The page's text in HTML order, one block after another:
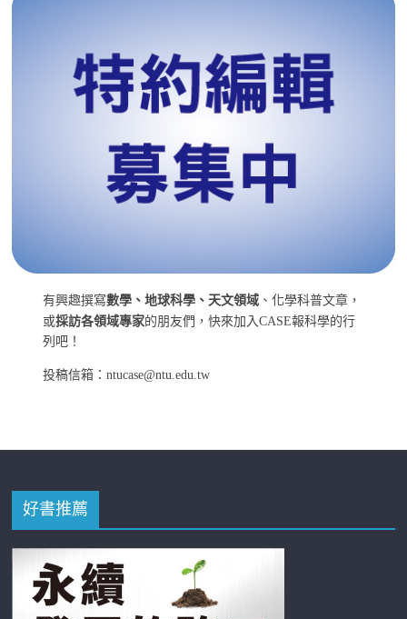
有興趣撰寫數學、地球科學、天文領域 、化學科普文章，
或採訪各領域專家的朋友們，快來加入CASE報科學的行
列吧！
投稿信箱：ntucase@ntu.edu.tw
好書推薦